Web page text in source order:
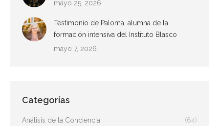
mayo 25, 2026
Testimonio de Paloma, alumna de la
formación intensiva del Instituto Blasco
mayo 7, 2026
Categorías
Análisis de la Conciencia
(64)